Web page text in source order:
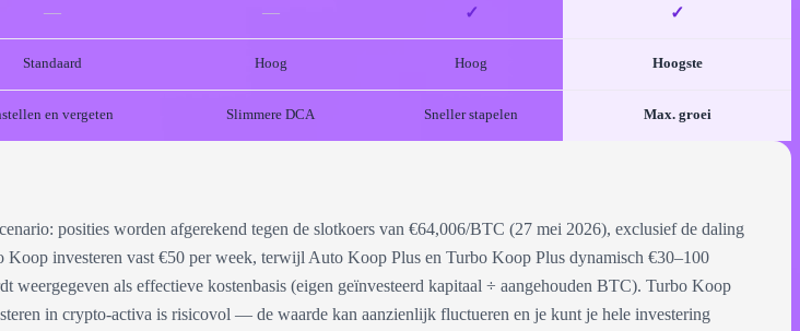
— — ✓ ✓
Standaard Hoog Hoog Hoogste
en vergeten Slimmere DCA Sneller stapelen Max. groei
posities worden afgerekend tegen de slotkoers van €64,006/BTC (27 mei 2026), exclusief de daling
investeren vast €50 per week, terwijl Auto Koop Plus en Turbo Koop Plus dynamisch €30–100
als effectieve kostenbasis (eigen geïnvesteerd kapitaal ÷ aangehouden BTC). Turbo Koop
in crypto-activa is risicovol — de waarde kan aanzienlijk fluctueren en je kunt je hele investering